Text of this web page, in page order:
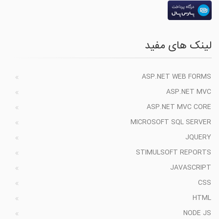
لینک های مفید
ASP.NET WEB FORMS
ASP.NET MVC
ASP.NET MVC CORE
MICROSOFT SQL SERVER
JQUERY
STIMULSOFT REPORTS
JAVASCRIPT
CSS
HTML
NODE JS